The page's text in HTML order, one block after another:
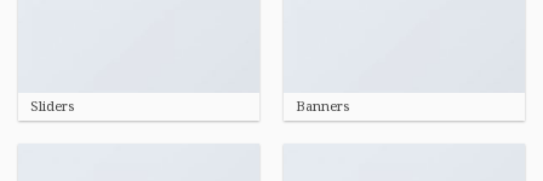
Sliders Banners